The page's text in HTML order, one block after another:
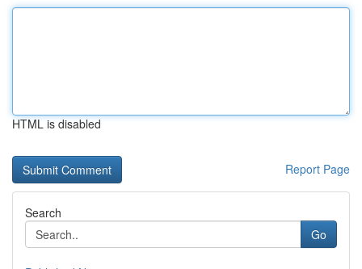
HTML is disabled
Report Page
Search
Go